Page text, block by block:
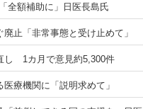
全額補助に」日医長島氏
止「非常事態と受け止めて」
し 1カ月で意見約5,300件
療機関に「説明求めて」